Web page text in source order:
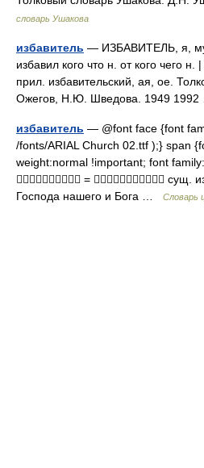
словарь Ушакова
избавитель — ИЗБАВИТЕЛЬ, я,
избавил кого что н. от кого чего
прил. избавительский, ая, ое.
Ожегов, Н.Ю. Шведова. 1949
избавитель — @font face {font
/fonts/ARIAL Church 02.ttf );} span
weight:normal !important; font
 =  сущ.
Господа нашего и Бога …
Словарь